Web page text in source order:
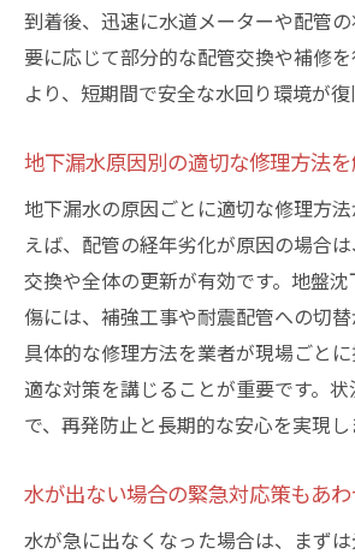
到着後、迅速に水道メーターや配管
要に応じて部分的な配管交換や補修
より、短期間で安全な水回り環境が復
地下漏水原因別の適切な修理方法
地下漏水の原因ごとに適切な修理方
えば、配管の経年劣化が原因の場合
交換や全体の更新が有効です。地盤
傷には、補強工事や耐震配管への切替
具体的な修理方法を業者が現場ごと
適な対策を講じることが重要です。
で、再発防止と長期的な安心を実現し
水が出ない場合の緊急対応策もあ
水が急に出なくなった場合は、まず